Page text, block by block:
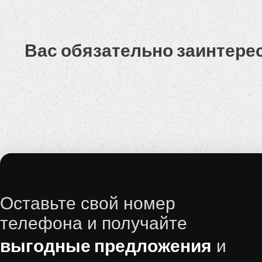
Вас обязательно
Оставьте свой номер
телефона и получайте
выгодные предложения и